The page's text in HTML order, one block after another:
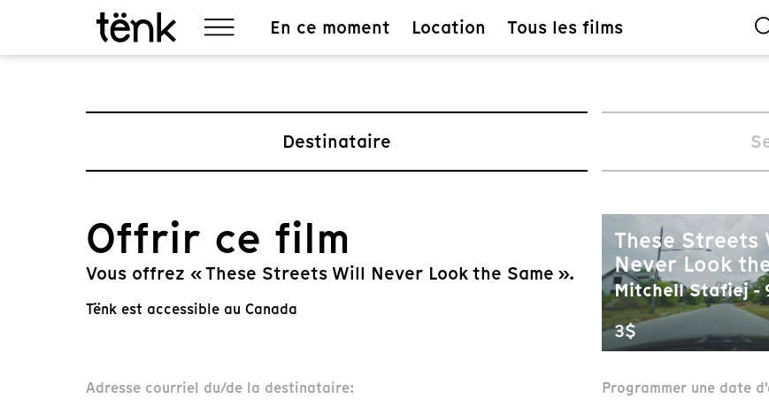
En ce moment Location Tous les films
Destinataire
Offrir ce film
Vous offrez « These Streets Will Never Look the Same ».
Tënk est accessible au Canada
These Streets
Never Look
Mitchell Stafiej -
3$
Adresse courriel du/de la destinataire: Programmer une date